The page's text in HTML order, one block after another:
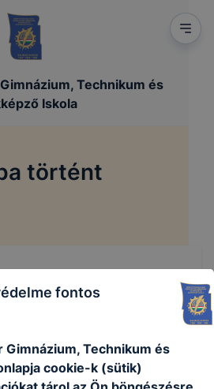
Technikum és
Iskola
történt
fontos
Gimnázium, Technikum és
cookie-k (sütik)